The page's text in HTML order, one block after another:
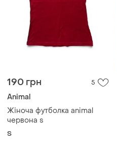
190 грн 5
Animal
Жіноча футболка animal
червона s
S